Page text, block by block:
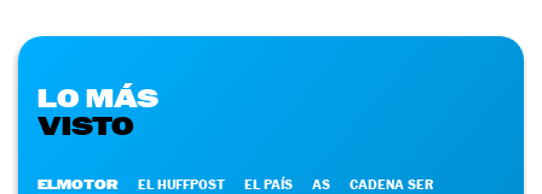
LO MÁS
VISTO
ELMOTOR EL HUFFPOST EL PAÍS AS CADENA SER